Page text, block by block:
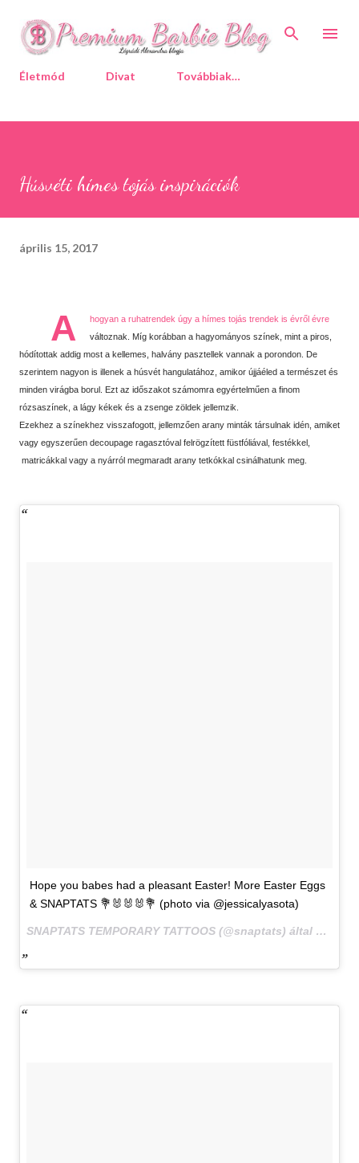
Életmód Divat Továbbiak…
Húsvéti hímes tojás inspirációk
április 15, 2017
A
hogyan a ruhatrendek úgy a hímes tojás trendek is évről évre
változnak. Míg korábban a hagyományos színek, mint a piros,
hódítottak addig most a kellemes, halvány pasztellek vannak a porondon. De
szerintem nagyon is illenek a húsvét hangulatához, amikor újjáéled a természet és
minden virágba borul. Ezt az időszakot számomra egyértelműen a finom
rózsaszínek, a lágy kékek és a zsenge zöldek jellemzik.
Ezekhez a színekhez visszafogott, jellemzően arany minták társulnak idén, amiket
vagy egyszerűen decoupage ragasztóval felrögzített füstfóliával, festékkel,
matricákkal vagy a nyárról megmaradt arany tetkókkal csinálhatunk meg.
Hope you babes had a pleasant Easter! More Easter Eggs
& SNAPTATS 💐🐰🐰🐰💐 (photo via @jessicalyasota)
SNAPTATS TEMPORARY TATTOOS (@snaptats) által megosztott bejegyzés,